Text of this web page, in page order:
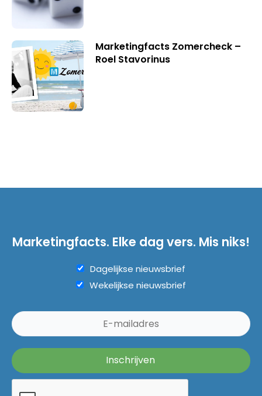
Marketingfacts Zomercheck –
Roel Stavorinus
Marketingfacts. Elke dag vers. Mis niks!
Dagelijkse nieuwsbrief
Wekelijkse nieuwsbrief